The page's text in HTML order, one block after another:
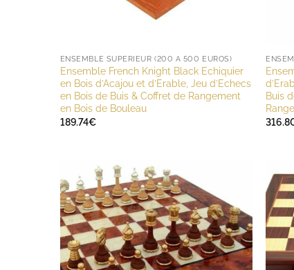
ENSEMBLE SUPÉRIEUR (200 À 500 EUROS)
Ensemble French Knight Black Echiquier
en Bois d’Acajou et d’Erable, Jeu d’Echecs
en Bois de Buis & Coffret de Rangement
en Bois de Bouleau
189.74€
Buis